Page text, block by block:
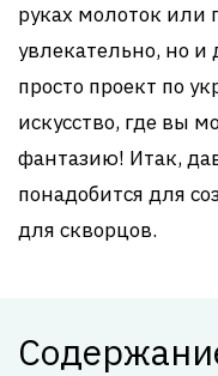
руках молоток или
увлекательно, но и
просто проект по
искусство, где вы
фантазию! Итак,
понадобится для
для скворцов.